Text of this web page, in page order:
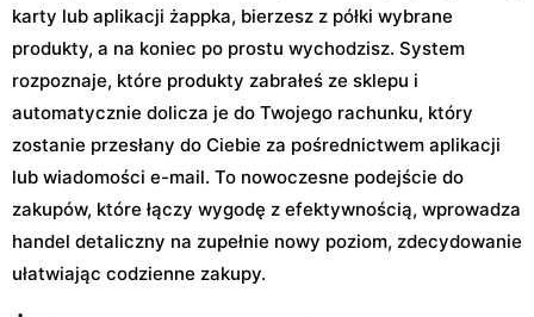
karty lub aplikacji żappka, bierzesz z półki wybrane
produkty, a na koniec po prostu wychodzisz. System
rozpoznaje, które produkty zabrałeś ze sklepu i
automatycznie dolicza je do Twojego rachunku, który
zostanie przesłany do Ciebie za pośrednictwem aplikacji
lub wiadomości e-mail. To nowoczesne podejście do
zakupów, które łączy wygodę z efektywnością, wprowadza
handel detaliczny na zupełnie nowy poziom, zdecydowanie
ułatwiając codzienne zakupy.